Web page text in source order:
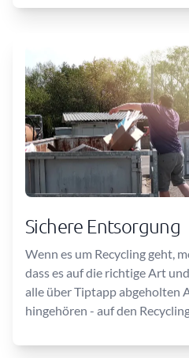
Sichere Entsorgung
Wenn es um Recycling geht,
dass es auf die richtige Art
alle über Tiptapp abgeholten
hingehören - auf den